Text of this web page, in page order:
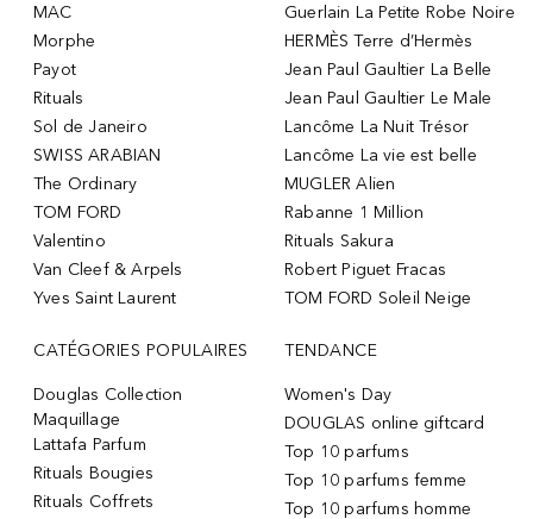
MAC
Morphe
Payot
Rituals
Sol de Janeiro
SWISS ARABIAN
The Ordinary
TOM FORD
Valentino
Van Cleef & Arpels
Yves Saint Laurent
Guerlain La Petite Robe Noire
HERMÈS Terre d’Hermès
Jean Paul Gaultier La Belle
Jean Paul Gaultier Le Male
Lancôme La Nuit Trésor
Lancôme La vie est belle
MUGLER Alien
Rabanne 1 Million
Rituals Sakura
Robert Piguet Fracas
TOM FORD Soleil Neige
CATÉGORIES POPULAIRES
Douglas Collection
Maquillage
Lattafa Parfum
Rituals Bougies
Rituals Coffrets
TENDANCE
Women's Day
DOUGLAS online giftcard
Top 10 parfums
Top 10 parfums femme
Top 10 parfums homme